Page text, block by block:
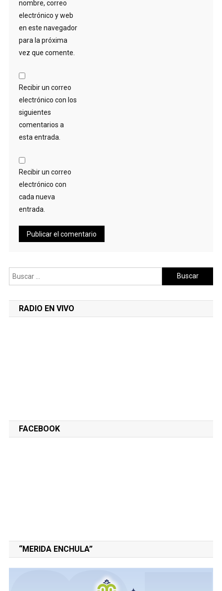
nombre, correo
electrónico y web
en este navegador
para la próxima
vez que comente.
Recibir un correo
electrónico con los
siguientes
comentarios a
esta entrada.
Recibir un correo
electrónico con
cada nueva
entrada.
Buscar:
RADIO EN VIVO
FACEBOOK
“MERIDA ENCHULA”